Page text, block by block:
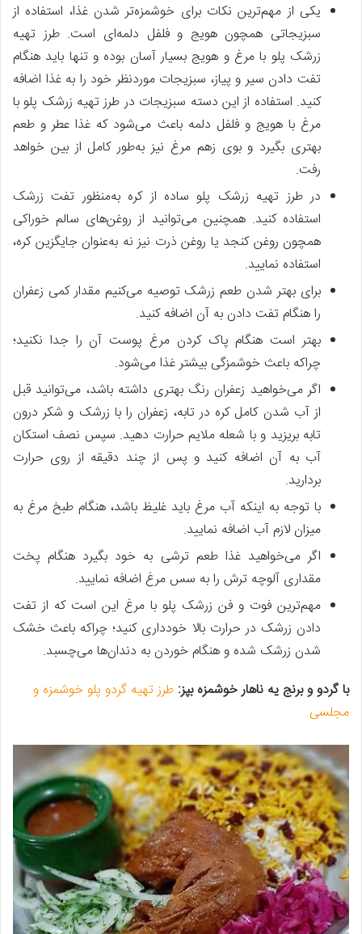
یکی از مهم‌ترین نکات برای خوشمزه‌تر شدن غذا، استفاده از
سبزیجاتی همچون هویج و فلفل دلمه‌ای است. طرز تهیه
زرشک پلو با مرغ و هویج بسیار آسان بوده و تنها باید هنگام
تفت دادن سیر و پیاز، سبزیجات موردنظر خود را به غذا اضافه
کنید. استفاده از این دسته سبزیجات در طرز تهیه زرشک پلو با
مرغ با هویج و فلفل دلمه باعث می‌شود که غذا عطر و طعم
بهتری بگیرد و بوی زهم مرغ نیز به‌طور کامل از بین خواهد
رفت.
در طرز تهیه زرشک پلو ساده از کره به‌منظور تفت زرشک
استفاده کنید. همچنین می‌توانید از روغن‌های سالم خوراکی
همچون روغن کنجد یا روغن ذرت نیز نه به‌عنوان جایگزین کره،
استفاده نمایید.
برای بهتر شدن طعم زرشک توصیه می‌کنیم مقدار کمی زعفران
را هنگام تفت دادن به آن اضافه کنید.
بهتر است هنگام پاک کردن مرغ پوست آن را جدا نکنید؛
چراکه باعث خوشمزگی بیشتر غذا می‌شود.
اگر می‌خواهید زعفران رنگ بهتری داشته باشد، می‌توانید قبل‌
از آب شدن کامل کره در تابه، زعفران را با زرشک و شکر درون
تابه بریزید و با شعله ملایم حرارت دهید. سپس نصف استکان
آب به آن اضافه کنید و پس‌ از چند دقیقه از روی حرارت
بردارید.
با توجه به اینکه آب مرغ باید غلیظ باشد، هنگام طبخ مرغ به
میزان لازم آب اضافه نمایید.
اگر می‌خواهید غذا طعم ترشی به خود بگیرد هنگام پخت
مقداری آلوچه ترش را به سس مرغ اضافه نمایید.
مهم‌ترین فوت و فن زرشک پلو با مرغ این است که از تفت
دادن زرشک در حرارت بالا خودداری کنید؛ چراکه باعث خشک
شدن زرشک شده و هنگام خوردن به دندان‌ها می‌چسبد.
با گردو و برنج یه ناهار خوشمزه بپز: طرز تهیه گردو پلو خوشمزه و
مجلسی